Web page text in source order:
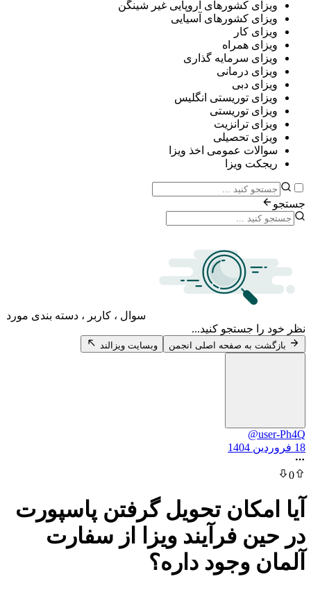
کشورهای اروپایی غیر شینگن
کشورهای آسیایی
کار
همراه
سرمایه گذاری
درمانی
دبی
توریستی انگلیس
توریستی
ترانزیت
تحصیلی
عمومی اخذ ویزا
ویزا
سوال ، کاربر ، دسته بندی مورد
جستجو کنید...
به صفحه اصلی انجمن وبسایت ویزالند
تحویل گرفتن پاسپورت
فرآیند ویزا از سفارت
وجود داره؟